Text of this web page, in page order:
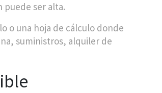
puede ser alta.
o una hoja de cálculo donde
suministros, alquiler de